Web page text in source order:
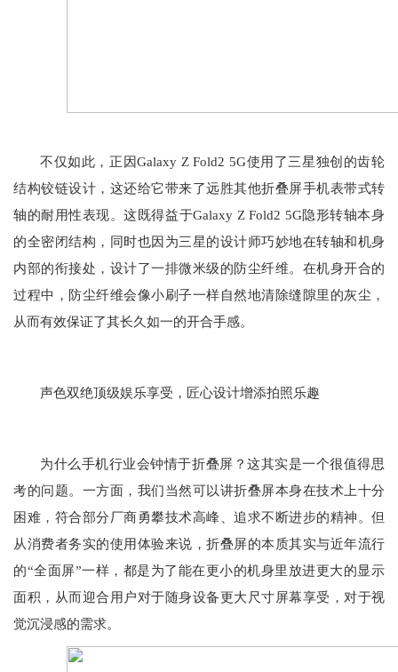
不仅如此，正因Galaxy Z Fold2 5G使用了三星独创的齿轮
结构铰链设计，这还给它带来了远胜其他折叠屏手机表带式转
轴的耐用性表现。这既得益于Galaxy Z Fold2 5G隐形转轴本身
的全密闭结构，同时也因为三星的设计师巧妙地在转轴和机身
内部的衔接处，设计了一排微米级的防尘纤维。在机身开合的
过程中，防尘纤维会像小刷子一样自然地清除缝隙里的灰尘，
从而有效保证了其长久如一的开合手感。
声色双绝顶级娱乐享受，匠心设计增添拍照乐趣
为什么手机行业会钟情于折叠屏？这其实是一个很值得思
考的问题。一方面，我们当然可以讲折叠屏本身在技术上十分
困难，符合部分厂商勇攀技术高峰、追求不断进步的精神。但
从消费者务实的使用体验来说，折叠屏的本质其实与近年流行
的“全面屏”一样，都是为了能在更小的机身里放进更大的显示
面积，从而迎合用户对于随身设备更大尺寸屏幕享受，对于视
觉沉浸感的需求。